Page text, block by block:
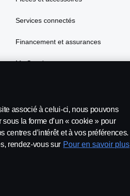
Services connectés
Financement et assurances
My Scania
associé à celui-ci, nous pouvons
la forme d’un « cookie » pour
centres d’intérêt et à vos préférences.
rendez-vous sur Pour en savoir plus